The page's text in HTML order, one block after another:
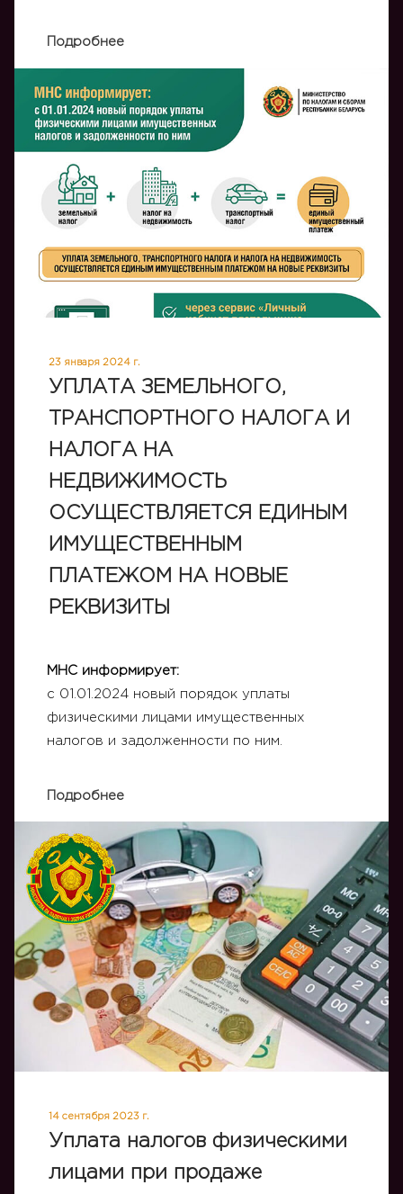
Подробнее
23 января 2024 г.
УПЛАТА ЗЕМЕЛЬНОГО,
ТРАНСПОРТНОГО НАЛОГА И
НАЛОГА НА
НЕДВИЖИМОСТЬ
ОСУЩЕСТВЛЯЕТСЯ ЕДИНЫМ
ИМУЩЕСТВЕННЫМ
ПЛАТЕЖОМ НА НОВЫЕ
РЕКВИЗИТЫ
МНС информирует:
с 01.01.2024 новый порядок уплаты
физическими лицами имущественных
налогов и задолженности по ним.
Подробнее
14 сентября 2023 г.
Уплата налогов физическими
лицами при продаже